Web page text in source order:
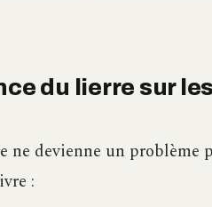
du lierre sur
ne devienne un problème
: